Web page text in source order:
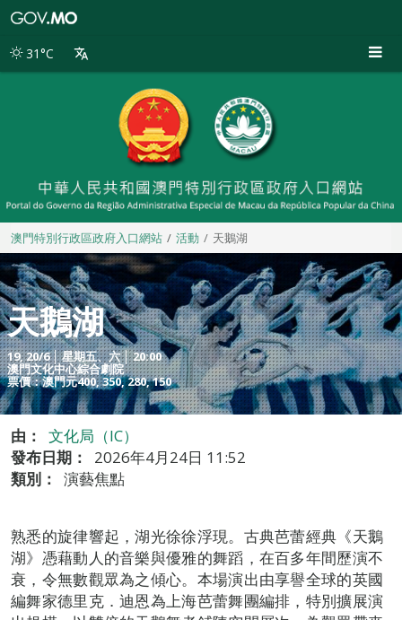
別
31°C
澳門特別行政區政府入口網站 活動 天鵝湖
天鵝湖
19, 20/6 │ 星期五、六 │ 20:00
澳門文化中心綜合劇院
票價：澳門元400, 350, 280, 150
由：
文化局（IC）
發布日期：
2026年4月24日 11:52
類別：
演藝焦點
熟悉的旋律響起，湖光徐徐浮現。古典芭蕾經典《天鵝
湖》憑藉動人的音樂與優雅的舞蹈，在百多年間歷演不
衰，令無數觀眾為之傾心。本場演出由享譽全球的英國
編舞家德里克．迪恩為上海芭蕾舞團編排，特別擴展演